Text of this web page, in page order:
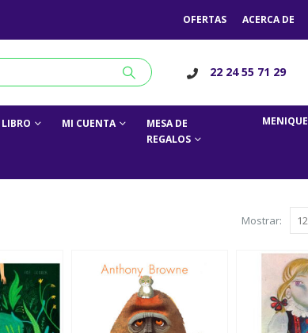
OFERTAS ACERCA DE
22 24 55 71 29
MI CUENTA
MESA DE
REGALOS
MENIQUE
Mostrar: